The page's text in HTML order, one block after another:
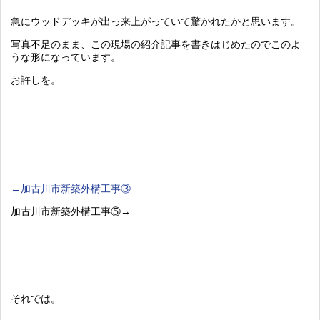
急にウッドデッキが出っ来上がっていて驚かれたかと思います。
写真不足のまま、この現場の紹介記事を書きはじめたのでこのよ
うな形になっています。
お許しを。
←加古川市新築外構工事③
加古川市新築外構工事⑤→
それでは。